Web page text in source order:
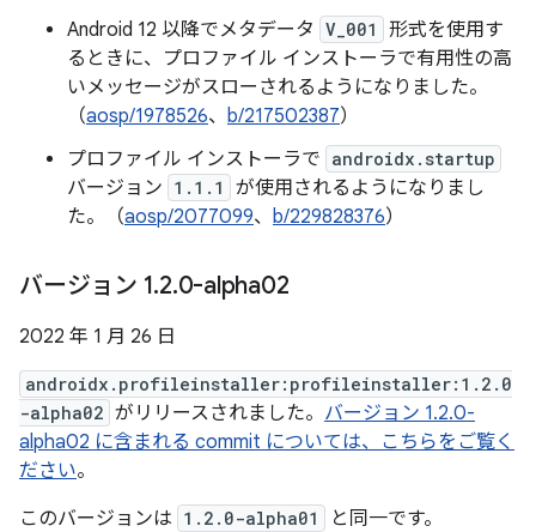
Android 12 以降でメタデータ V_001
形式を使用す
るときに、プロファイル インストーラで有用性の高
いメッセージがスローされるようになりました。
（aosp/1978526、 b/217502387）
プロファイル インストーラで androidx.startup
バージョン 1.1.1
が使用されるようになりまし
た。（aosp/2077099、 b/229828376）
バージョン 1.2.0-alpha02
2022 年 1 月 26 日
androidx.profileinstaller:profileinstaller:1.2.0
-alpha02 がリリースされました。 バージョン 1.2.0-
alpha02 に含まれる commit については、こちらをご覧く
ださい。
このバージョンは 1.2.0-alpha01 と同一です。